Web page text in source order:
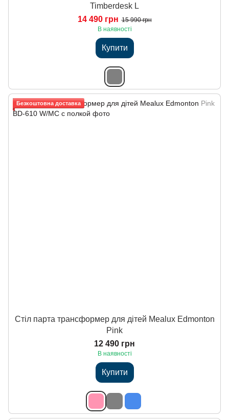
Timberdesk L
14 490 грн 15 990 грн
В наявності
Купити
Безкоштовна доставка
Стіл парта трансформер для дітей Mealux Edmonton
Pink
12 490 грн
В наявності
Купити